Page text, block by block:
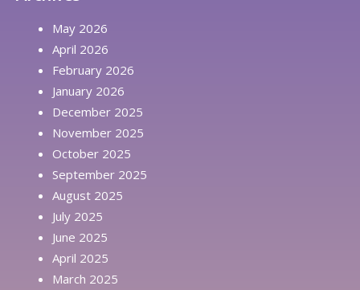
May 2026
April 2026
February 2026
January 2026
December 2025
November 2025
October 2025
September 2025
August 2025
July 2025
June 2025
April 2025
March 2025